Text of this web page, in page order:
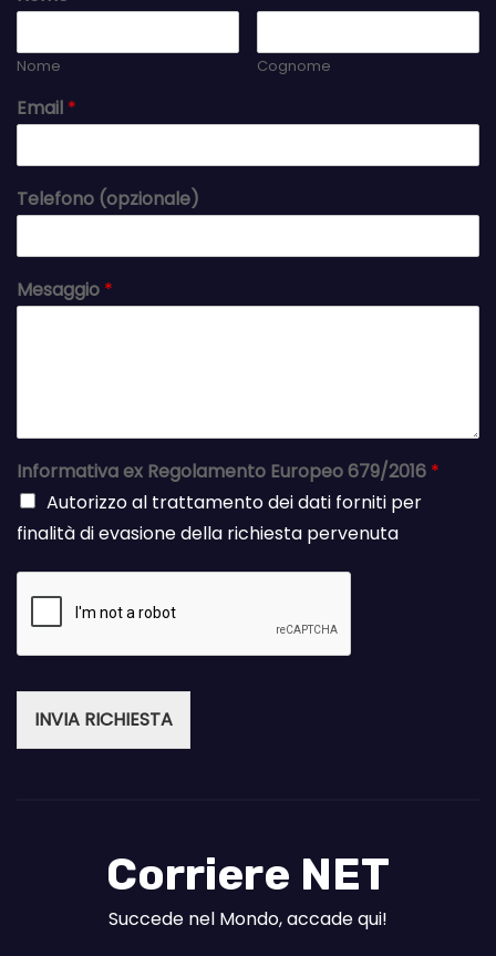
Nome Cognome
Email *
Telefono (opzionale)
Mesaggio *
Informativa ex Regolamento Europeo 679/2016 *
Autorizzo al trattamento dei dati forniti per
finalità di evasione della richiesta pervenuta
INVIA RICHIESTA
Corriere NET
Succede nel Mondo, accade qui!